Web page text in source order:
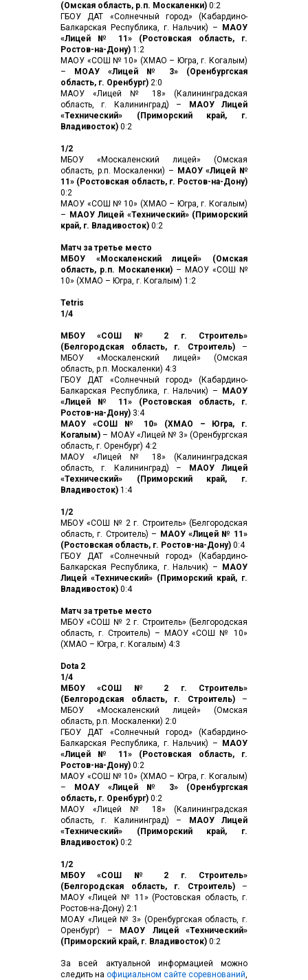
(Омская область, р.п. Москаленки) 0:2
ГБОУ ДАТ «Солнечный город» (Кабардино-
Балкарская Республика, г. Нальчик) –
МАОУ
«Лицей № 11» (Ростовская область, г.
Ростов-на-Дону) 1:2
МАОУ «СОШ № 10» (ХМАО – Югра, г. Когалым)
–
МОАУ «Лицей № 3» (Оренбургская
область, г. Оренбург) 2:0
МАОУ «Лицей № 18» (Калининградская
область, г. Калининград) –
МАОУ Лицей
«Технический» (Приморский край, г.
Владивосток) 0:2
1/2
МБОУ «Москаленский лицей» (Омская
область, р.п. Москаленки) – МАОУ «Лицей №
11» (Ростовская область, г. Ростов-на-Дону)
0:2
МАОУ «СОШ № 10» (ХМАО – Югра, г. Когалым)
– МАОУ Лицей «Технический» (Приморский
край, г. Владивосток) 0:2
Матч за третье место
МБОУ «Москаленский лицей» (Омская
область, р.п. Москаленки) – МАОУ «СОШ №
10» (ХМАО – Югра, г. Когалым) 1:2
Tetris
1/4
МБОУ «СОШ № 2 г. Строитель»
(Белгородская область, г. Строитель)–
МБОУ «Москаленский лицей» (Омская
область, р.п. Москаленки) 4:3
ГБОУ ДАТ «Солнечный город» (Кабардино-
Балкарская Республика, г. Нальчик) –
МАОУ
«Лицей № 11» (Ростовская область, г.
Ростов-на-Дону) 3:4
МАОУ «СОШ № 10» (ХМАО – Югра, г.
Когалым) – МОАУ «Лицей № 3» (Оренбургская
область, г. Оренбург) 4:2
МАОУ «Лицей № 18» (Калининградская
область, г. Калининград) –
МАОУ Лицей
«Технический» (Приморский край, г.
Владивосток) 1:4
1/2
МБОУ «СОШ № 2 г. Строитель» (Белгородская
область, г. Строитель) – МАОУ «Лицей № 11»
(Ростовская область, г. Ростов-на-Дону) 0:4
ГБОУ ДАТ «Солнечный город» (Кабардино-
Балкарская Республика, г. Нальчик) –
МАОУ
Лицей «Технический» (Приморский край, г.
Владивосток) 0:4
Матч за третье место
МБОУ «СОШ № 2 г. Строитель» (Белгородская
область, г. Строитель) – МАОУ «СОШ № 10»
(ХМАО – Югра, г. Когалым) 4:3
Dota 2
1/4
МБОУ «СОШ № 2 г. Строитель»
(Белгородская область, г. Строитель)–
МБОУ «Москаленский лицей» (Омская
область, р.п. Москаленки) 2:0
ГБОУ ДАТ «Солнечный город» (Кабардино-
Балкарская Республика, г. Нальчик) –
МАОУ
«Лицей № 11» (Ростовская область, г.
Ростов-на-Дону) 0:2
МАОУ «СОШ № 10» (ХМАО – Югра, г. Когалым)
–
МОАУ «Лицей № 3» (Оренбургская
область, г. Оренбург) 0:2
МАОУ «Лицей № 18» (Калининградская
область, г. Калининград) –
МАОУ Лицей
«Технический» (Приморский край, г.
Владивосток) 0:2
1/2
МБОУ «СОШ № 2 г. Строитель»
(Белгородская область, г. Строитель)–
МАОУ «Лицей № 11» (Ростовская область, г.
Ростов-на-Дону) 2:1
МОАУ «Лицей № 3» (Оренбургская область, г.
Оренбург) –
МАОУ Лицей «Технический»
(Приморский край, г. Владивосток) 0:2
За всей актуальной информацией можно
следить на официальном сайте соревнований,